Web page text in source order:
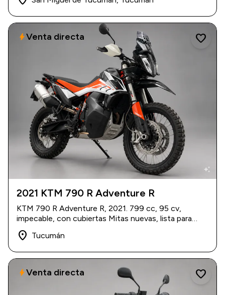
auto_awesome
2021 |13.800 km
USD 22.000
2021 KTM 790 R Adventure R
KTM 790 R Adventure R, 2021. 799 cc, 95 cv,
impecable, con cubiertas Mitas nuevas, lista para
viajar.
place Tucumán
favorite
boltVenta directa
favorite
boltVenta directa